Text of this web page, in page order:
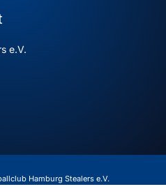
e.V.
Hamburg Stealers e.V.